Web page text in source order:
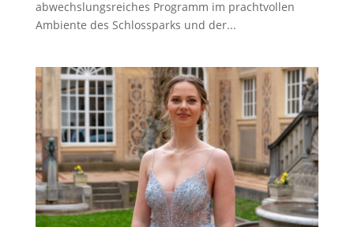
abwechslungsreiches Programm im prachtvollen
Ambiente des Schlossparks und der...